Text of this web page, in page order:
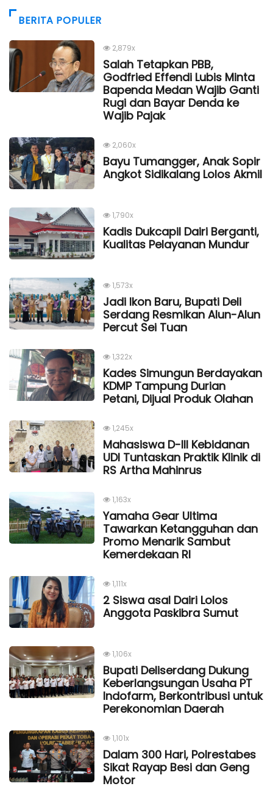
BERITA POPULER
2,879x
Salah Tetapkan PBB,
Godfried Effendi Lubis Minta
Bapenda Medan Wajib Ganti
Rugi dan Bayar Denda ke
Wajib Pajak
2,060x
Bayu Tumangger, Anak Sopir
Angkot Sidikalang Lolos Akmil
1,790x
Kadis Dukcapil Dairi Berganti,
Kualitas Pelayanan Mundur
1,573x
Jadi Ikon Baru, Bupati Deli
Serdang Resmikan Alun-Alun
Percut Sei Tuan
1,322x
Kades Simungun Berdayakan
KDMP Tampung Durian
Petani, Dijual Produk Olahan
1,245x
Mahasiswa D-III Kebidanan
UDI Tuntaskan Praktik Klinik di
RS Artha Mahinrus
1,163x
Yamaha Gear Ultima
Tawarkan Ketangguhan dan
Promo Menarik Sambut
Kemerdekaan Rl
1,111x
2 Siswa asal Dairi Lolos
Anggota Paskibra Sumut
1,106x
Bupati Deliserdang Dukung
Keberlangsungan Usaha PT
Indofarm, Berkontribusi untuk
Perekonomian Daerah
1,101x
Dalam 300 Hari, Polrestabes
Sikat Rayap Besi dan Geng
Motor